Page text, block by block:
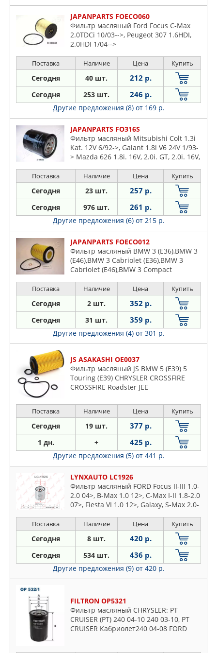
JAPANPARTS FOECO060
Фильтр масляный Ford Focus C-Max
2.0TDCi 10/03-->, Peugeot 307 1.6HDI,
2.0HDI 1/04-->
Поставка Наличие Цена Купить
Сегодня 40 шт. 212 р.
Сегодня 253 шт. 246 р.
Другие предложения (8) от 169 р.
JAPANPARTS FO316S
Фильтр масляный Mitsubishi Colt 1.3i
Kat. 12V 6/92->, Galant 1.8i V6 24V 1/93-
> Mazda 626 1.8i. 16V, 2.0i. GT, 2.0i. 16V,
Поставка Наличие Цена Купить
Сегодня 23 шт. 257 р.
Сегодня 976 шт. 261 р.
Другие предложения (6) от 215 р.
JAPANPARTS FOECO012
Фильтр масляный BMW 3 (E36),BMW 3
(E46),BMW 3 Cabriolet (E36),BMW 3
Cabriolet (E46),BMW 3 Compact
Coupe (E36),BMW 3 Coupe (E46),BMW 3
Поставка Наличие Цена Купить
Сегодня 2 шт. 352 р.
Сегодня 31 шт. 359 р.
Другие предложения (4) от 301 р.
JS ASAKASHI OE0037
Фильтр масляный JS BMW 5 (E39) 5
Touring (E39) CHRYSLER CROSSFIRE
CROSSFIRE Roadster JEE
Поставка Наличие Цена Купить
Сегодня 19 шт. 377 р.
1 дн. + 425 р.
Другие предложения (5) от 441 р.
LYNXAUTO LC1926
Фильтр масляный FORD Focus II-III 1.0-
2.0 04>, B-Max 1.0 12>, C-Max I-II 1.8-2.0
07>, Fiesta VI 1.0 12>, Galaxy, S-Max 2.0-
04>, Mondeo III-V 1.8-2.3 00>, Tourneo
1.0 13>, Transit Connect 1.0 13>, Transit
2.3 06-14,
Поставка Наличие Цена Купить
Сегодня 8 шт. 420 р.
Сегодня 534 шт. 436 р.
Другие предложения (9) от 420 р.
FILTRON OP5321
Фильтр масляный CHRYSLER: PT
CRUISER (PT) 240 04-10 240 03-10, PT
CRUISER Кабриолет240 04-08 FORD